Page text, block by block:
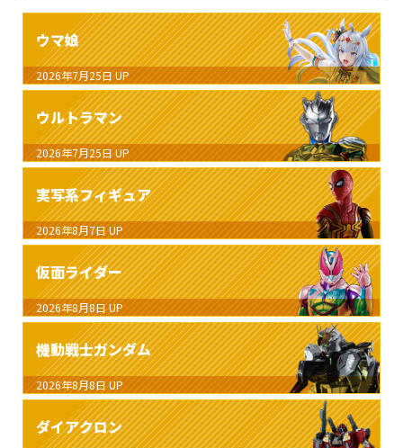
ウマ娘
2026年7月25日 UP
ウルトラマン
2026年7月25日 UP
実写系フィギュア
2026年8月7日 UP
仮面ライダー
2026年8月8日 UP
機動戦士ガンダム
2026年8月8日 UP
ダイアクロン